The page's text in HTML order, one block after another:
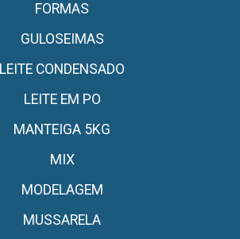
FORMAS
GULOSEIMAS
LEITE CONDENSADO
LEITE EM PO
MANTEIGA 5KG
MIX
MODELAGEM
MUSSARELA